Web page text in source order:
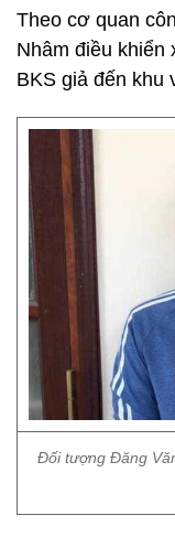
Theo cơ quan
Nhâm điều khiển
BKS giả đến khu
Đối tượng Đăng